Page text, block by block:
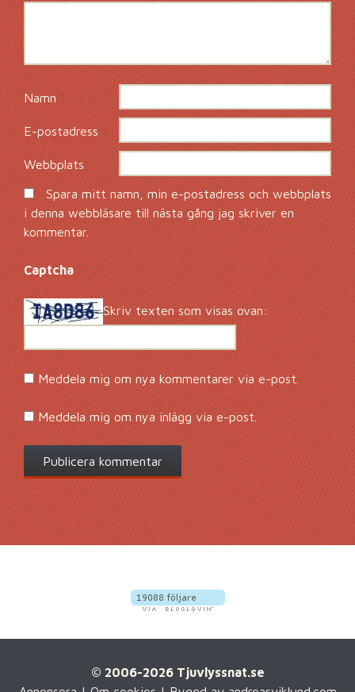
Namn *
E-postadress*
Webbplats
Spara mitt namn, min e-postadress och webbplats
i denna webbläsare till nästa gång jag skriver en
kommentar.
Captcha *
Skriv texten som visas ovan:
Meddela mig om nya kommentarer via e-post.
Meddela mig om nya inlägg via e-post.
© 2006-2026 Tjuvlyssnat.se